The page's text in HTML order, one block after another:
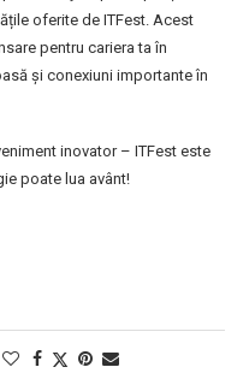
oferite de ITFest. Acest
pentru cariera ta în
și conexiuni importante în
inovator – ITFest este
poate lua avânt!